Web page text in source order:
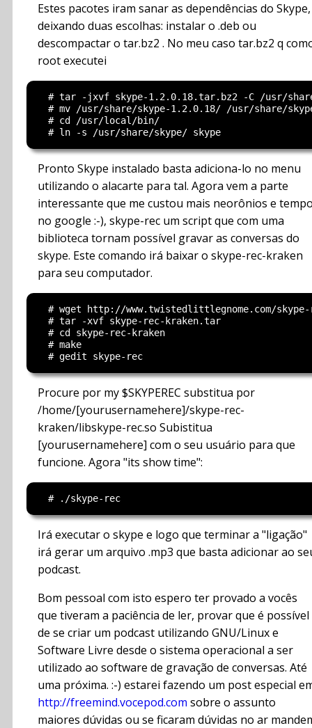
Estes pacotes iram sanar as dependências do Skype,
deixando duas escolhas: instalar o .deb ou
descompactar o tar.bz2 . No meu caso tar.bz2 q
root executei
# tar -jxvf skype-1.2.0.18.tar.bz2 -C /usr/
# mv /usr/share/skype-1.2.0.18/ /usr/share/
  # cd /usr/local/bin/
Pronto Skype instalado basta adiciona-lo no menu
utilizando o alacarte para tal. Agora vem a parte
interessante que me custou mais neorônios e
no google :-), skype-rec um script que com uma
biblioteca tornam possível gravar as conversas do
skype. Este comando irá baixar o skype-rec-kraken
para seu computador.
# wget http://www.twistedlittlegnome.com/
  # tar -xvf skype-rec-kraken.tar
  # cd skype-rec-kraken
  # make
Procure por my $SKYPEREC substitua por
/home/[yourusernamehere]/skype-rec-
kraken/libskype-rec.so Subistitua
[yourusernamehere] com o seu usuário para que
funcione. Agora "its show time":
Irá executar o skype e logo que terminar a "ligação"
irá gerar um arquivo .mp3 que basta adicionar ao
podcast.
Bom pessoal com isto espero ter provado a vocês
que tiveram a paciência de ler, provar que é possível
de se criar um podcast utilizando GNU/Linux e
Software Livre desde o sistema operacional a ser
utilizado ao software de gravação de conversas. Até
uma próxima. :-) estarei fazendo um post especial
http://freemind.vocepod.com sobre o assunto
maiores dúvidas ou se ficaram dúvidas no ar